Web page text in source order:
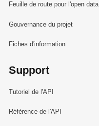
Feuille de route pour l'open data
Gouvernance du projet
Fiches d'information
Support
Tutoriel de l'API
Référence de l'API